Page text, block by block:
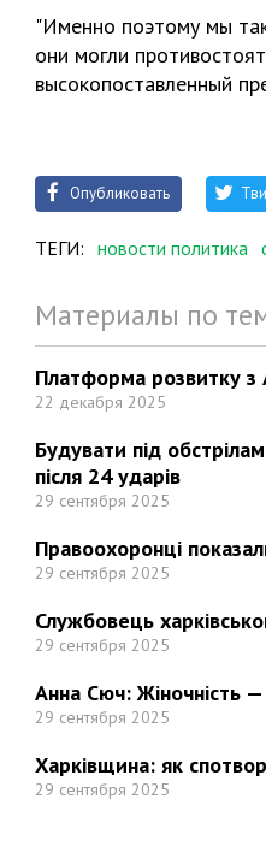
"Именно поэтому мы
они могли
высокопоставленный
Опубликовать
ТЕГИ: новости политика
Материалы по
Платформа розвитку з
22 декабря 2025
Будувати під
після 24 ударів
29 сентября 2025
Правоохоронці
29 сентября 2025
Службовець
29 сентября 2025
Анна Сюч: Жіночність
29 сентября 2025
Харківщина: як
29 сентября 2025